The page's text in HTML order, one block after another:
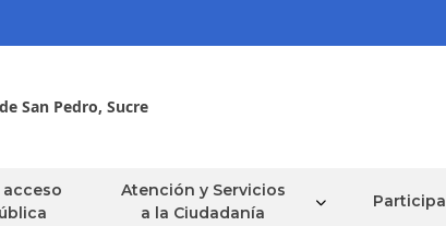
San Pedro, Sucre
Atención y Servicios
a la Ciudadanía
Participa